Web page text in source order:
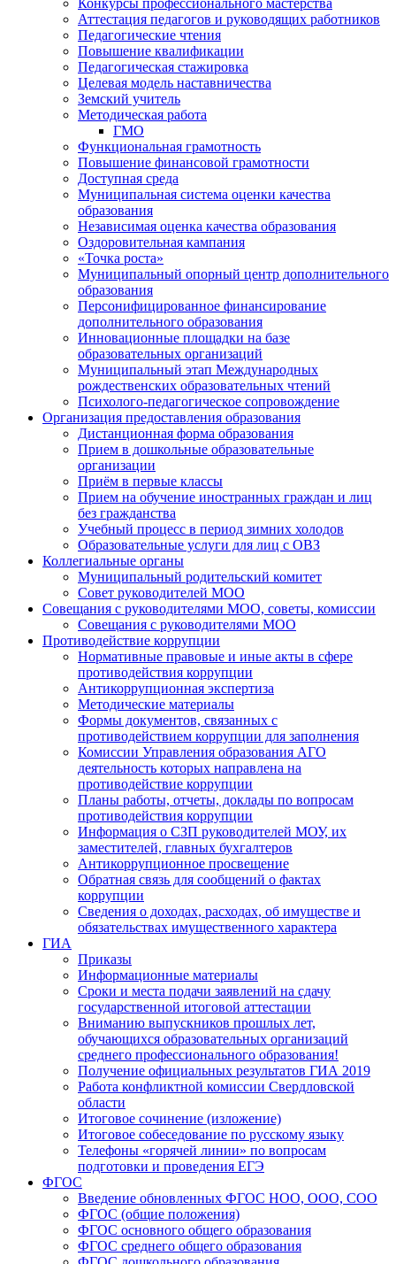
Конкурсы профессионального мастерства
Аттестация педагогов и руководящих работников
Педагогические чтения
Повышение квалификации
Педагогическая стажировка
Целевая модель наставничества
Земский учитель
Методическая работа
ГМО
Функциональная грамотность
Повышение финансовой грамотности
Доступная среда
Муниципальная система оценки качества
образования
Независимая оценка качества образования
Оздоровительная кампания
«Точка роста»
Муниципальный опорный центр дополнительного
образования
Персонифицированное финансирование
дополнительного образования
Инновационные площадки на базе
образовательных организаций
Муниципальный этап Международных
рождественских образовательных чтений
Психолого-педагогическое сопровождение
Организация предоставления образования
Дистанционная форма образования
Прием в дошкольные образовательные
организации
Приём в первые классы
Прием на обучение иностранных граждан и лиц
без гражданства
Учебный процесс в период зимних холодов
Образовательные услуги для лиц с ОВЗ
Коллегиальные органы
Муниципальный родительский комитет
Совет руководителей МОО
Совещания с руководителями МОО, советы, комиссии
Совещания с руководителями МОО
Противодействие коррупции
Нормативные правовые и иные акты в сфере
противодействия коррупции
Антикоррупционная экспертиза
Методические материалы
Формы документов, связанных с
противодействием коррупции для заполнения
Комиссии Управления образования АГО
деятельность которых направлена на
противодействие коррупции
Планы работы, отчеты, доклады по вопросам
противодействия коррупции
Информация о СЗП руководителей МОУ, их
заместителей, главных бухгалтеров
Антикоррупционное просвещение
Обратная связь для сообщений о фактах
коррупции
Сведения о доходах, расходах, об имуществе и
обязательствах имущественного характера
ГИА
Приказы
Информационные материалы
Сроки и места подачи заявлений на сдачу
государственной итоговой аттестации
Вниманию выпускников прошлых лет,
обучающихся образовательных организаций
среднего профессионального образования!
Получение официальных результатов ГИА 2019
Работа конфликтной комиссии Свердловской
области
Итоговое сочинение (изложение)
Итоговое собеседование по русскому языку
Телефоны «горячей линии» по вопросам
подготовки и проведения ЕГЭ
ФГОС
Введение обновленных ФГОС НОО, ООО, СОО
ФГОС (общие положения)
ФГОС основного общего образования
ФГОС среднего общего образования